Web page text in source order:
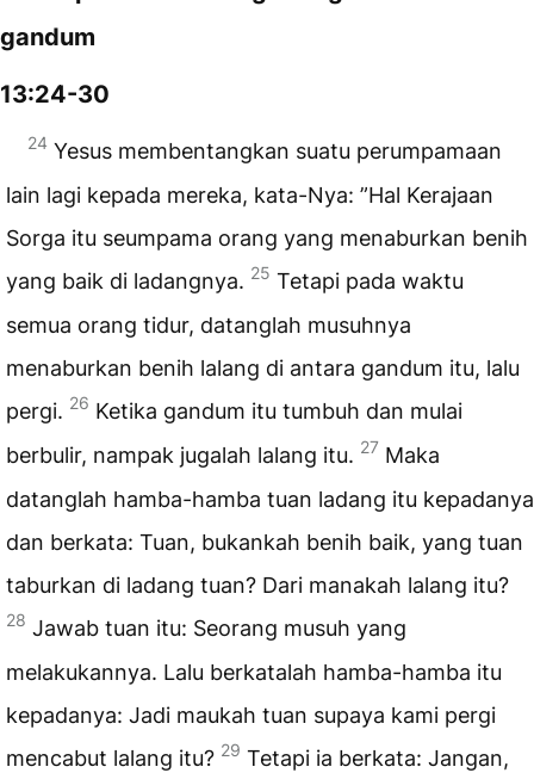
gandum
13:24-30
24 Yesus membentangkan suatu perumpamaan
lain lagi kepada mereka, kata-Nya: ”Hal Kerajaan
Sorga itu seumpama orang yang menaburkan benih
yang baik di ladangnya. 25 Tetapi pada waktu
semua orang tidur, datanglah musuhnya
menaburkan benih lalang di antara gandum itu, lalu
pergi. 26 Ketika gandum itu tumbuh dan mulai
berbulir, nampak jugalah lalang itu. 27 Maka
datanglah hamba-hamba tuan ladang itu kepadanya
dan berkata: Tuan, bukankah benih baik, yang tuan
taburkan di ladang tuan? Dari manakah lalang itu?
28 Jawab tuan itu: Seorang musuh yang
melakukannya. Lalu berkatalah hamba-hamba itu
kepadanya: Jadi maukah tuan supaya kami pergi
mencabut lalang itu? 29 Tetapi ia berkata: Jangan,